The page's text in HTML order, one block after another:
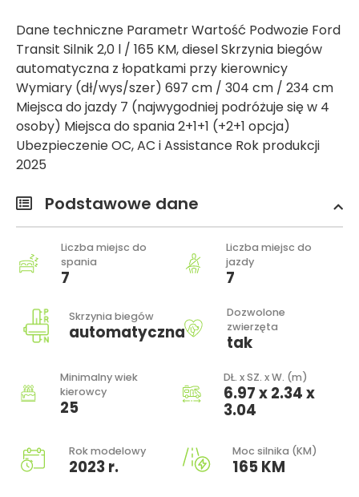
Dane techniczne Parametr Wartość Podwozie Ford
Transit Silnik 2,0 l / 165 KM, diesel Skrzynia biegów
automatyczna z łopatkami przy kierownicy
Wymiary (dł/wys/szer) 697 cm / 304 cm / 234 cm
Miejsca do jazdy 7 (najwygodniej podróżuje się w 4
osoby) Miejsca do spania 2+1+1 (+2+1 opcja)
Ubezpieczenie OC, AC i Assistance Rok produkcji
2025
Podstawowe dane
Liczba miejsc do
spania
7
Liczba miejsc do
jazdy
7
Skrzynia biegów
automatyczna
Dozwolone
zwierzęta
tak
Minimalny wiek
kierowcy
25
DŁ. x SZ. x W. (m)
6.97 x 2.34 x
3.04
Rok modelowy
2023 r.
Moc silnika (KM)
165 KM